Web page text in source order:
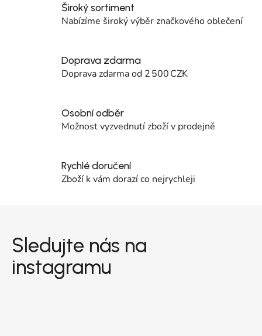
Široký sortiment
Nabízíme široký výběr značkového oblečení
Doprava zdarma
Doprava zdarma od 2 500 CZK
Osobní odběr
Možnost vyzvednutí zboží v prodejně
Rychlé doručení
Zboží k vám dorazí co nejrychleji
Sledujte nás na
instagramu